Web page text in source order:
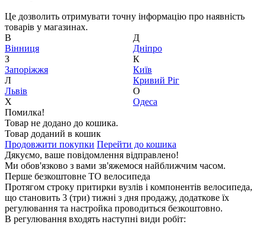
Це дозволить отримувати точну інформацію про наявність
товарів у магазинах.
В
Вiнниця
З
Запоріжжя
Л
Львів
Х
Д
Дніпро
К
Київ
Кривий Ріг
О
Одеса
Помилка!
Товар не додано до кошика.
Товар доданий в кошик
Продовжити покупки Перейти до кошика
Дякуємо, ваше повідомлення відправлено!
Ми обов'язково з вами зв'яжемося найближчим часом.
Перше безкоштовне ТО велосипеда
Протягом строку притирки вузлів і компонентів велосипеда,
що становить 3 (три) тижні з дня продажу, додаткове їх
регулювання та настройка проводиться безкоштовно.
В регулювання входять наступні види робіт: